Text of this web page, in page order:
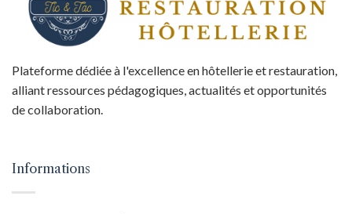
Plateforme dédiée à l'excellence en hôtellerie et restauration,
alliant ressources pédagogiques, actualités et opportunités
de collaboration.
Informations